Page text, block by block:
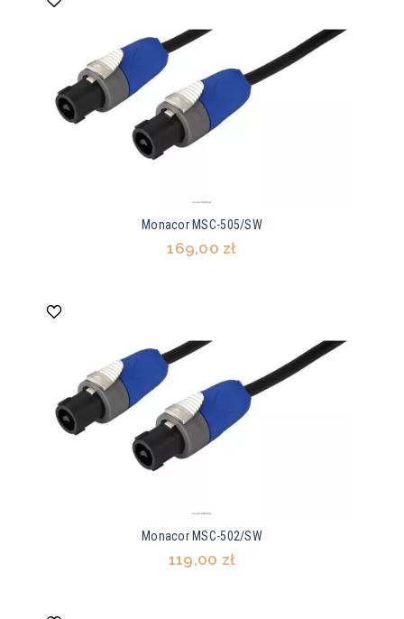
Monacor MSC-505/SW
169,00 zł
Monacor MSC-502/SW
119,00 zł